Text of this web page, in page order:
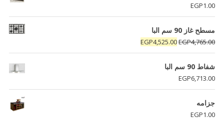
EGP1.00
مسطح غاز 90 سم البا
EGP4,765.00
السعر
الأصلي
هو:
EGP4,525.00
السعر
الحالي
شفاط 90 سم البا
EGP6,713.00
جزامه
EGP1.00